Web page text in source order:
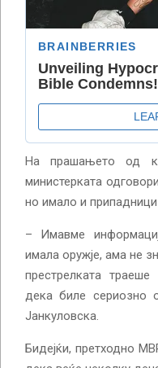
На прашањето од
министерката
но имало и
– Имавме
имала оружје, ама не
престрелката
дека биле сериозно
Јанкуловска.
Бидејќи, претходно